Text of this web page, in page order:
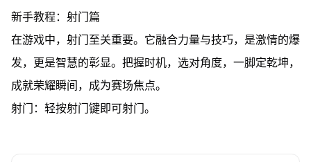
新手教程：射门篇
在游戏中，射门至关重要。它融合力量与技巧，是激情的爆
发，更是智慧的彰显。把握时机，选对角度，一脚定乾坤，
成就荣耀瞬间，成为赛场焦点。
射门：轻按射门键即可射门。